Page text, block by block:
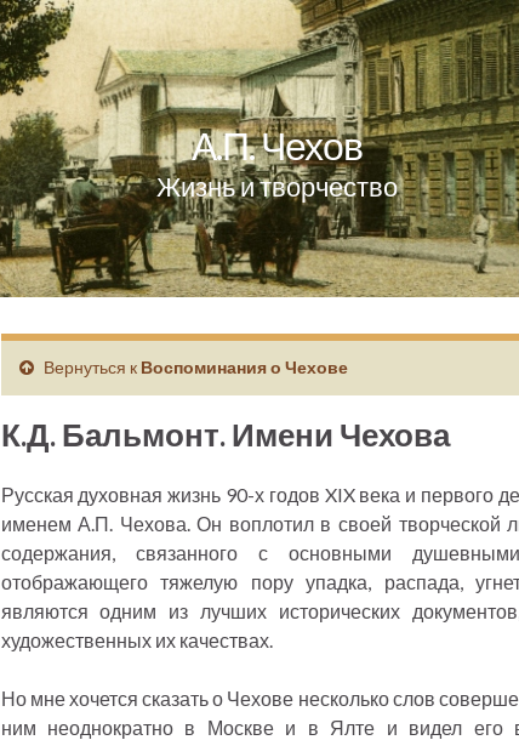
А.П. Чехов
Жизнь и творчество
Вернуться к Воспоминания о Чехове
К.Д. Бальмонт. Имени Чехова
Русская духовная жизнь 90-х годов XIX века и первого
именем А.П. Чехова. Он воплотил в своей творческой
содержания, связанного с основными
отображающего тяжелую пору упадка, распада,
являются одним из лучших исторических
художественных их качествах.
Но мне хочется сказать о Чехове несколько слов
ним неоднократно в Москве и в Ялте и видел его